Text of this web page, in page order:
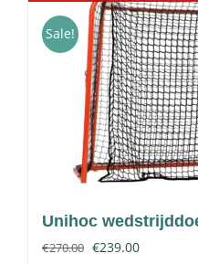
Sale!
Unihoc
€270.00 €239.00